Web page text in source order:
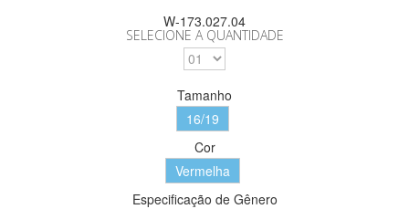
W-173.027.04
SELECIONE A QUANTIDADE
Tamanho
16/19
Cor
Vermelha
Especificação de Gênero